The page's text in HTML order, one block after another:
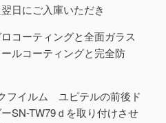
日にご入庫いただき
コーティングと全面ガラス
ルコーティングと完全防
フイルム ユピテルの前後ド
SN-TW79ｄを取り付けさせ